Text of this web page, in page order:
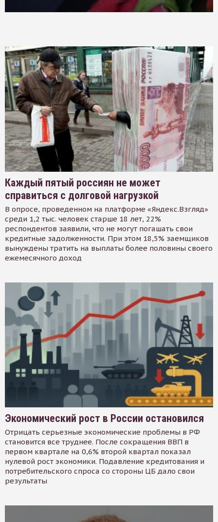
Каждый пятый россиян не может
справиться с долговой нагрузкой
В опросе, проведенном на платформе «Яндекс.Взгляд»
среди 1,2 тыс. человек старше 18 лет, 22%
респондентов заявили, что не могут погашать свои
кредитные задолженности. При этом 18,5% заемщиков
вынуждены тратить на выплаты более половины своего
ежемесячного доход
Экономический рост в России остановился
Отрицать серьезные экономические проблемы в РФ
становится все труднее. После сокращения ВВП в
первом квартале на 0,6% второй квартал показал
нулевой рост экономики. Подавление кредитования и
потребительского спроса со стороны ЦБ дало свои
результаты